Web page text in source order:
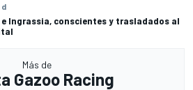
d
e Ingrassia, conscientes y trasladados al
Más de
Gazoo Racing